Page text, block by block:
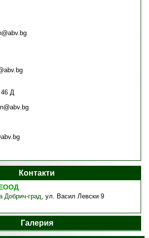
Д
Контакти
Добрич-град,ул. Васил Левски 9
Галерия